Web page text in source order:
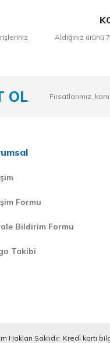
Aldığınız
OL Fırsatlarımız,
Formu
Bildirim Formu
Takibi
Saklıdır. Kredi kartı